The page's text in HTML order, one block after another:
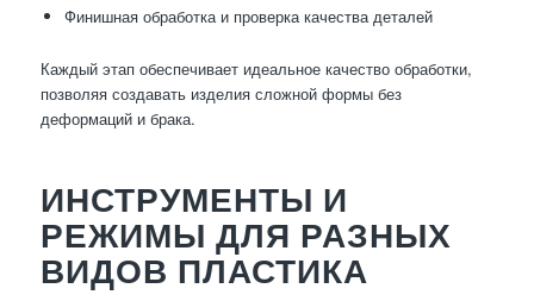
Финишная обработка и проверка качества деталей
Каждый этап обеспечивает идеальное качество обработки,
позволяя создавать изделия сложной формы без
деформаций и брака.
ИНСТРУМЕНТЫ И
РЕЖИМЫ ДЛЯ РАЗНЫХ
ВИДОВ ПЛАСТИКА